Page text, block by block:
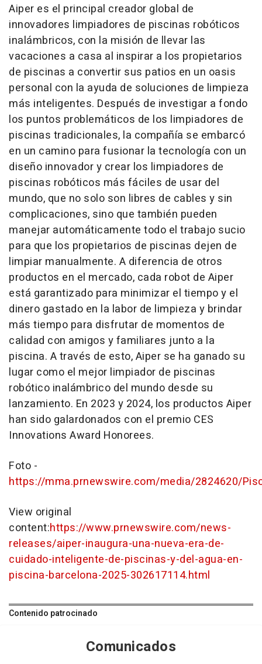
Aiper es el principal creador global de
innovadores limpiadores de piscinas robóticos
inalámbricos, con la misión de llevar las
vacaciones a casa al inspirar a los propietarios
de piscinas a convertir sus patios en un oasis
personal con la ayuda de soluciones de limpieza
más inteligentes. Después de investigar a fondo
los puntos problemáticos de los limpiadores de
piscinas tradicionales, la compañía se embarcó
en un camino para fusionar la tecnología con un
diseño innovador y crear los limpiadores de
piscinas robóticos más fáciles de usar del
mundo, que no solo son libres de cables y sin
complicaciones, sino que también pueden
manejar automáticamente todo el trabajo sucio
para que los propietarios de piscinas dejen de
limpiar manualmente. A diferencia de otros
productos en el mercado, cada robot de Aiper
está garantizado para minimizar el tiempo y el
dinero gastado en la labor de limpieza y brindar
más tiempo para disfrutar de momentos de
calidad con amigos y familiares junto a la
piscina. A través de esto, Aiper se ha ganado su
lugar como el mejor limpiador de piscinas
robótico inalámbrico del mundo desde su
lanzamiento. En 2023 y 2024, los productos Aiper
han sido galardonados con el premio CES
Innovations Award Honorees.
Foto -
https://mma.prnewswire.com/media/2824620/
View original
content:https://www.prnewswire.com/news-
releases/aiper-inaugura-una-nueva-era-de-
cuidado-inteligente-de-piscinas-y-del-agua-en-
piscina-barcelona-2025-302617114.html
Contenido patrocinado
Comunicados